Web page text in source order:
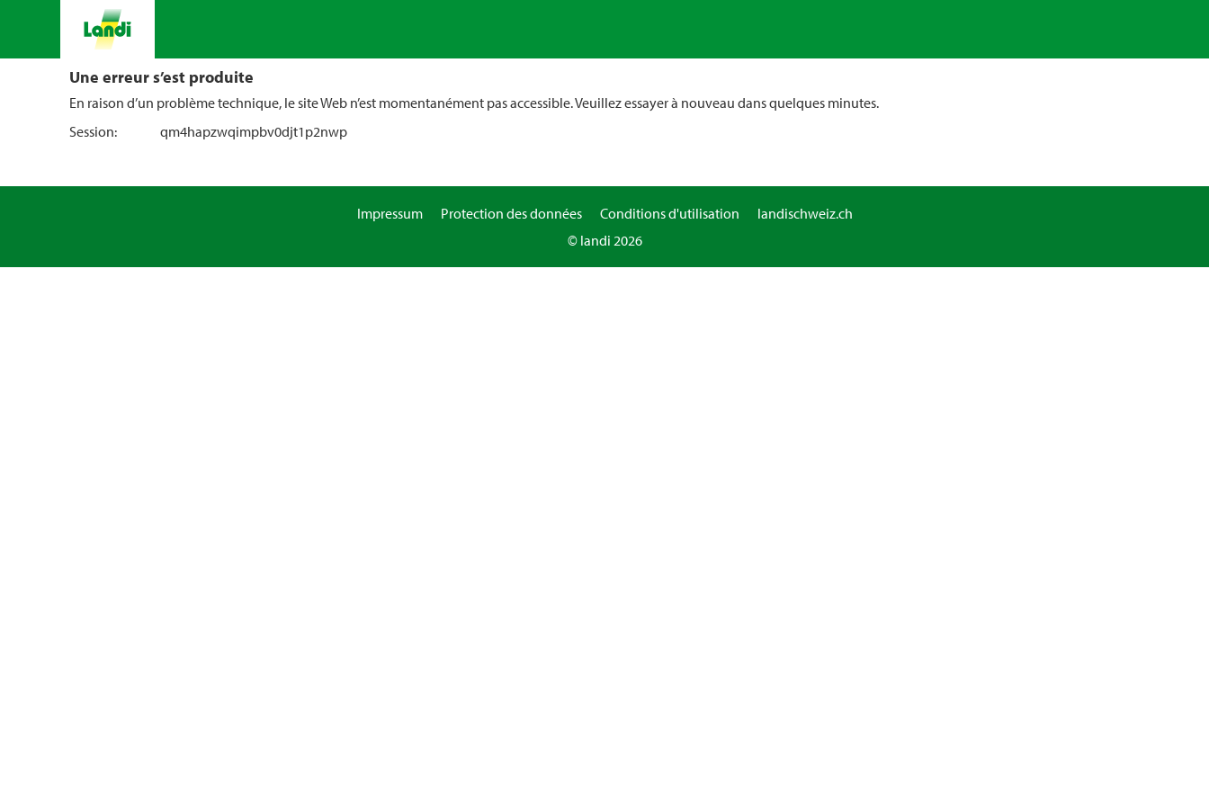
Une erreur s’est produite
En raison d’un problème technique, le site Web n’est momentanément pas accessible. Veuillez essayer à nouveau dans quelques minutes.
Session:
qm4hapzwqimpbv0djt1p2nwp
Impressum Protection des données Conditions d'utilisation
landischweiz.ch
© landi 2026